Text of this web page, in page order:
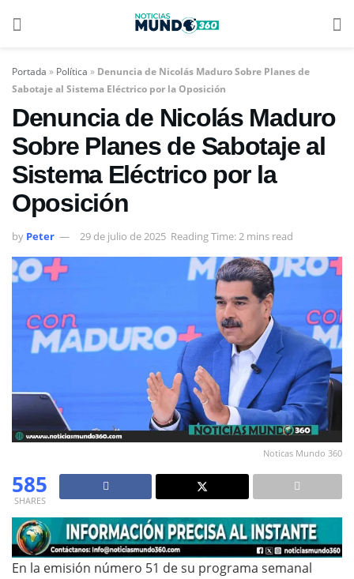
Portada » Política » Denuncia de Nicolás Maduro Sobre Planes de
Sabotaje al Sistema Eléctrico por la Oposición
Denuncia de Nicolás Maduro
Sobre Planes de Sabotaje al
Sistema Eléctrico por la
Oposición
by Peter 29 de julio de 2025 Reading Time: 2 mins read
Noticas Mundo 360
585
SHARES
En la emisión número 51 de su programa semanal